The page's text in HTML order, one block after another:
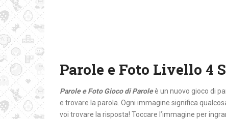
Parole e Foto Livello 4
Parole e Foto Gioco di Paroleè un nuovo gioco di
e trovare la parola. Ogni immagine significa
voi trovare la risposta! Toccare l’immagine per